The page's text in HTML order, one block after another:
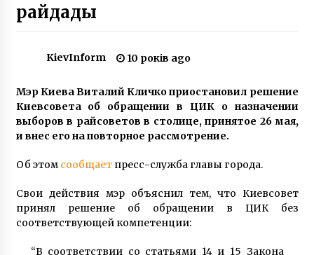
6 місяців ago
У Києві родина з двома дітьми жила в
будинку, заваленому сміттям і без тепла
7 років ago
Рекордний штраф у 6500 євро: у Києві водія
покарали за перевантаженість фури
6 років ago
67 років назад був відкритий міст Патона
райдады
KievInform 10 років ago
Мэр Киева Виталий Кличко приостановил решение
Киевсовета об обращении в ЦИК о назначении
выборов в райсоветов в столице, принятое 26 мая,
и внес его на повторное рассмотрение.
Об этом сообщаетпресс-служба главы города.
Свои действия мэр объяснил тем, что Киевсовет
принял решение об обращении в ЦИК без
соответствующей компетенции:
“В соответствии со статьями 14 и 15 Закона